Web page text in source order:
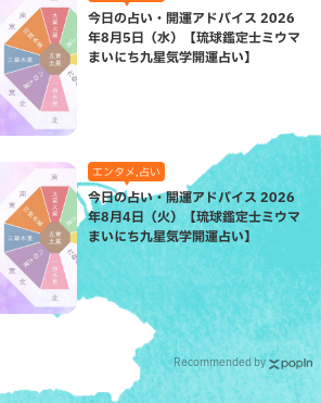
今日の占い・開運アドバイス 2026
年8月5日（水）【琉球鑑定士ミウマ
まいにち九星気学開運占い】
エンタメ,占い
今日の占い・開運アドバイス 2026
年8月4日（火）【琉球鑑定士ミウマ
まいにち九星気学開運占い】
Recommended by